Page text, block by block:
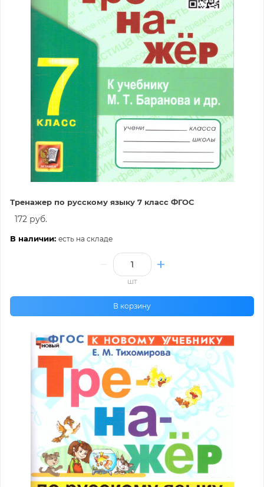
Тренажер по русскому языку 7 класс ФГОС
172 руб.
В наличии: есть на складе
шт
В корзину